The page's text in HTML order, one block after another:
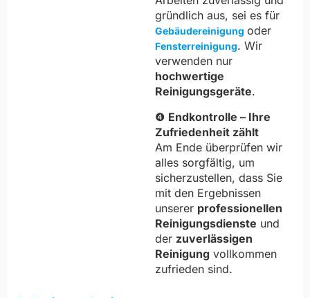
gründlich aus, sei es für
Gebäudereinigung oder
Fensterreinigung. Wir
verwenden nur
hochwertige
Reinigungsgeräte.
❹ Endkontrolle – Ihre
Zufriedenheit zählt
Am Ende überprüfen wir
alles sorgfältig, um
sicherzustellen, dass Sie
mit den Ergebnissen
unserer professionellen
Reinigungsdienste und
der zuverlässigen
Reinigung vollkommen
zufrieden sind.